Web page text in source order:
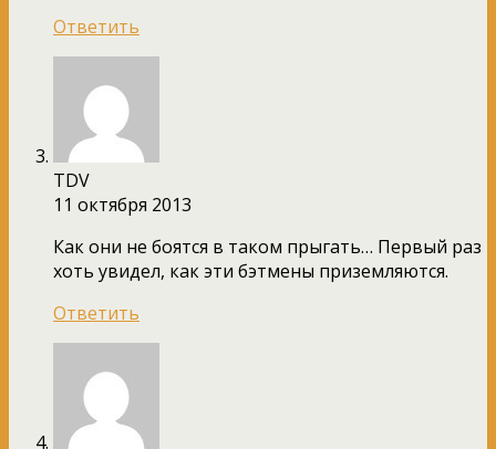
Ответить
TDV
11 октября 2013
Как они не боятся в таком прыгать… Первый раз
хоть увидел, как эти бэтмены приземляются.
Ответить